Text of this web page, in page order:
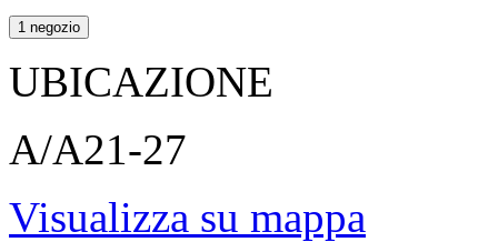
1 negozio
UBICAZIONE
A/A21-27
Visualizza su mappa